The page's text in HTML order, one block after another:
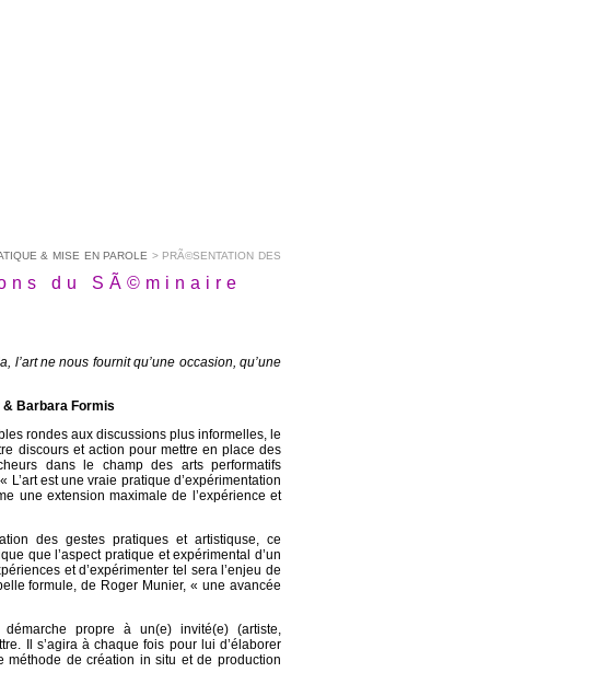
& MISE EN PAROLE > PRÃ©SENTATION DES
du SÃ©minaire
l’art ne nous fournit qu’une occasion, qu’une
Barbara Formis
rondes aux discussions plus informelles, le
discours et action pour mettre en place des
dans le champ des arts performatifs
est une vraie pratique d’expérimentation
une extension maximale de l’expérience et
des gestes pratiques et artistiquse, ce
que l’aspect pratique et expérimental d’un
et d’expérimenter tel sera l’enjeu de
formule, de Roger Munier, « une avancée
propre à un(e) invité(e) (artiste,
Il s’agira à chaque fois pour lui d’élaborer
de création in situ et de production